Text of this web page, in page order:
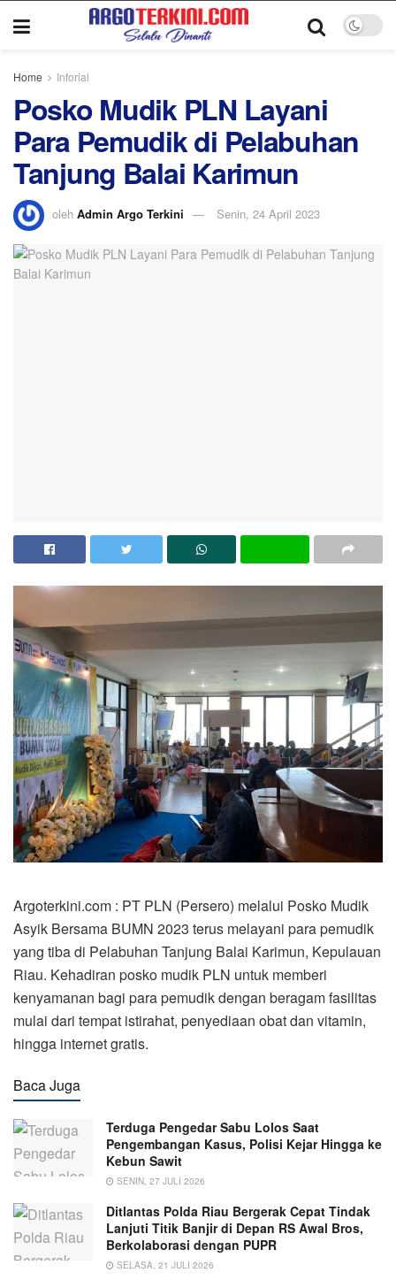
Home Inforial
Posko Mudik PLN Layani
Para Pemudik di Pelabuhan
Tanjung Balai Karimun
oleh Admin Argo Terkini Senin, 24 April 2023
Argoterkini.com : PT PLN (Persero) melalui Posko Mudik
Asyik Bersama BUMN 2023 terus melayani para pemudik
yang tiba di Pelabuhan Tanjung Balai Karimun, Kepulauan
Riau. Kehadiran posko mudik PLN untuk memberi
kenyamanan bagi para pemudik dengan beragam fasilitas
mulai dari tempat istirahat, penyediaan obat dan vitamin,
hingga internet gratis.
Baca Juga
Terduga Pengedar Sabu Lolos Saat
Pengembangan Kasus, Polisi Kejar Hingga ke
Kebun Sawit
SENIN, 27 JULI 2026
Ditlantas Polda Riau Bergerak Cepat Tindak
Lanjuti Titik Banjir di Depan RS Awal Bros,
Berkolaborasi dengan PUPR
SELASA, 21 JULI 2026